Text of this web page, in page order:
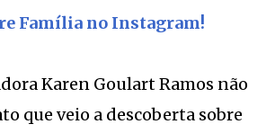
Família no Instagram!
Karen Goulart Ramos não
que veio a descoberta sobre